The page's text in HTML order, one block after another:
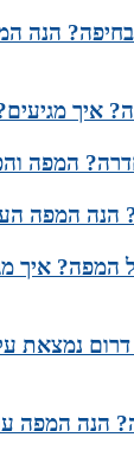
הנה
איך
המפה
הנה המפה
המפה? איך
נמצאת
הנה המפה